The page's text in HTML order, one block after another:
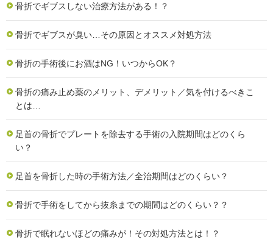
骨折でギブスしない治療方法がある！？
骨折でギブスが臭い…その原因とオススメ対処方法
骨折の手術後にお酒はNG！いつからOK？
骨折の痛み止め薬のメリット、デメリット／気を付けるべきこ
とは…
足首の骨折でプレートを除去する手術の入院期間はどのくら
い？
足首を骨折した時の手術方法／全治期間はどのくらい？
骨折で手術をしてから抜糸までの期間はどのくらい？？
骨折で眠れないほどの痛みが！その対処方法とは！？